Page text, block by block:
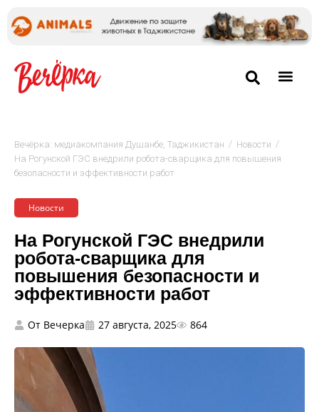
Вечёрка: медиакомпания Душанбе, Таджикистан / Новости /
На Рогунской ГЭС внедрили робота-сварщика для повышения
безопасности и эффективности работ
Новости
На Рогунской ГЭС внедрили
робота-сварщика для
повышения безопасности и
эффективности работ
От Вечерка 27 августа, 2025 864